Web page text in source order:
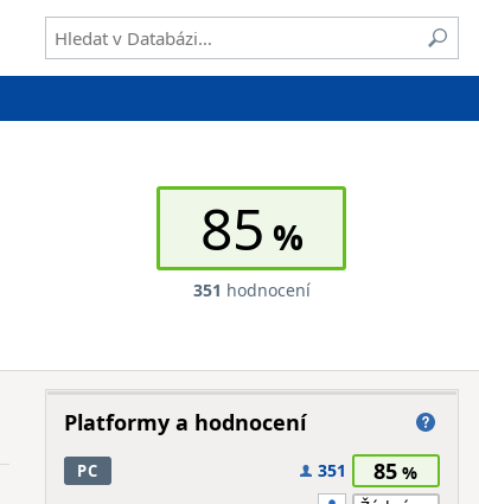
85
351 hodnocení
Platformy a hodnocení
PC 351 85